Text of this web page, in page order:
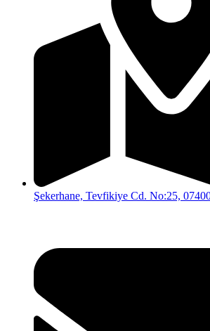
Şekerhane, Tevfikiye Cd. No:25,